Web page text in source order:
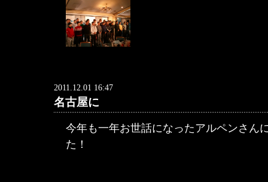
2011.12.01 16:47
名古屋に
今年も一年お世話になったアルペンさん
た！